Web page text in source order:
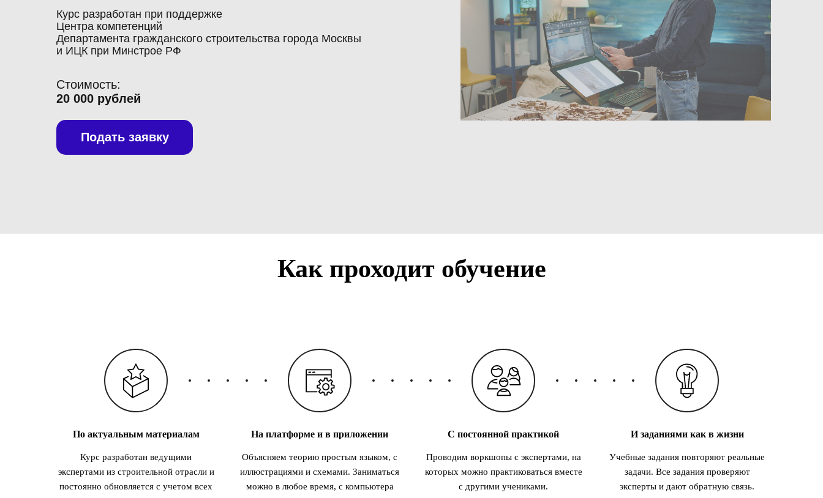
Подать заявку
Курс разработан при поддержке
Центра компетенций
Департамента гражданского строительства города Москвы
и ИЦК при Минстрое РФ
Стоимость:
20 000 рублей
Как проходит обучение
По актуальным материалам
Курс разработан ведущими
экспертами из строительной отрасли и
постоянно обновляется с учетом всех
На платформе и в приложении
Объясняем теорию простым языком, с
иллюстрациями и схемами. Заниматься
можно в любое время, с компьютера
С постоянной практикой
Проводим воркшопы с экспертами, на
которых можно практиковаться вместе
с другими учениками.
И заданиями как в жизни
Учебные задания повторяют реальные
задачи. Все задания проверяют
эксперты и дают обратную связь.